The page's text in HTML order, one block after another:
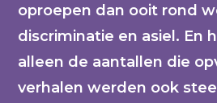
oproepen dan ooit rond
discriminatie en asiel. En
alleen de aantallen die
verhalen werden ook